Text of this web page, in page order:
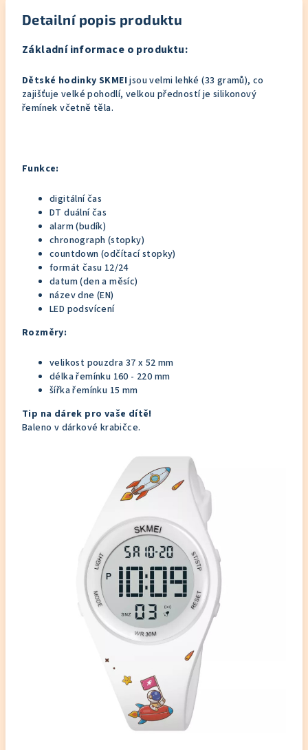
Detailní popis produktu
Základní informace o produktu:
Dětské hodinky SKMEIjsou velmi lehké (33 gramů), co
zajišťuje velké pohodlí, velkou předností je silikonový
řemínek včetně těla.
Funkce:
digitální čas
DT duální čas
alarm (budík)
chronograph (stopky)
countdown (odčítací stopky)
formát času 12/24
datum (den a měsíc)
název dne (EN)
LED podsvícení
Rozměry:
velikost pouzdra 37 x 52 mm
délka řemínku 160 - 220 mm
šířka řemínku 15 mm
Tip na dárek pro vaše dítě!
Baleno v dárkové krabičce.